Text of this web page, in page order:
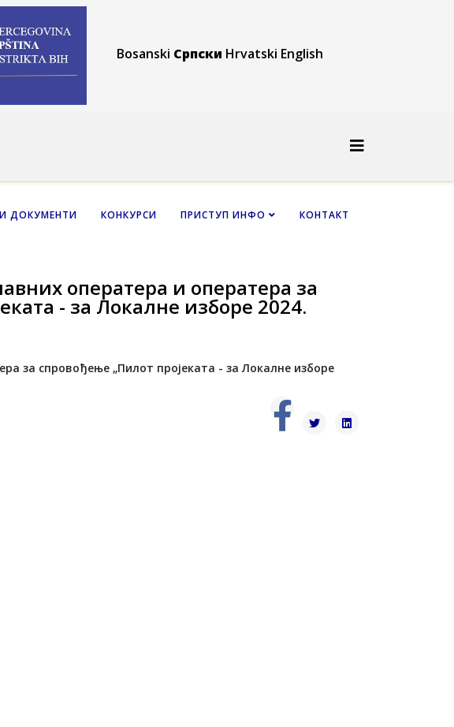
Bosanski Српски Hrvatski English
ДОКУМЕНТИ КОНКУРСИ ПРИСТУП ИНФО КОНТАКТ
оператера и оператера за
- за Локалне изборе 2024.
за спровођење „Пилот пројеката - за Локалне изборе